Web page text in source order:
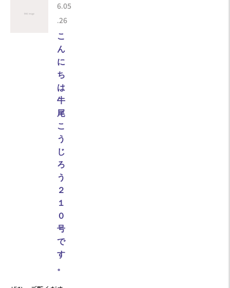
6.05
.26
こ
ん
に
ち
は
牛
尾
こ
う
じ
ろ
う
２
１
０
号
で
す
。